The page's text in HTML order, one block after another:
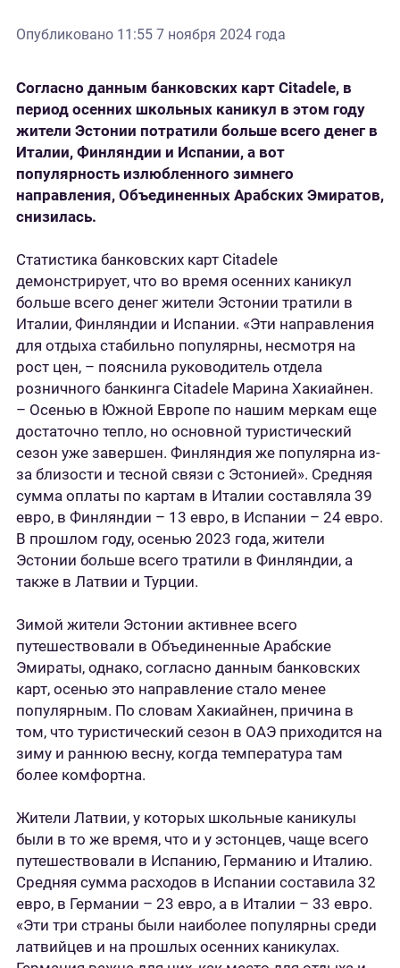
Опубликовано 11:55 7 ноября 2024 года
Согласно данным банковских карт Citadele, в
период осенних школьных каникул в этом году
жители Эстонии потратили больше всего денег в
Италии, Финляндии и Испании, а вот
популярность излюбленного зимнего
направления, Объединенных Арабских Эмиратов,
снизилась.
Статистика банковских карт Citadele
демонстрирует, что во время осенних каникул
больше всего денег жители Эстонии тратили в
Италии, Финляндии и Испании. «Эти направления
для отдыха стабильно популярны, несмотря на
рост цен, – пояснила руководитель отдела
розничного банкинга Citadele Марина Хакиайнен.
– Осенью в Южной Европе по нашим меркам еще
достаточно тепло, но основной туристический
сезон уже завершен. Финляндия же популярна из-
за близости и тесной связи с Эстонией». Средняя
сумма оплаты по картам в Италии составляла 39
евро, в Финляндии – 13 евро, в Испании – 24 евро.
В прошлом году, осенью 2023 года, жители
Эстонии больше всего тратили в Финляндии, а
также в Латвии и Турции.
Зимой жители Эстонии активнее всего
путешествовали в Объединенные Арабские
Эмираты, однако, согласно данным банковских
карт, осенью это направление стало менее
популярным. По словам Хакиайнен, причина в
том, что туристический сезон в ОАЭ приходится на
зиму и раннюю весну, когда температура там
более комфортна.
Жители Латвии, у которых школьные каникулы
были в то же время, что и у эстонцев, чаще всего
путешествовали в Испанию, Германию и Италию.
Средняя сумма расходов в Испании составила 32
евро, в Германии – 23 евро, а в Италии – 33 евро.
«Эти три страны были наиболее популярны среди
латвийцев и на прошлых осенних каникулах.